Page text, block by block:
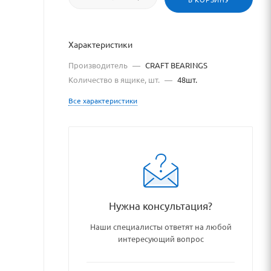
Характеристики
Производитель — CRAFT BEARINGS
Количество в ящике, шт. — 48шт.
Все характеристики
Нужна консультация?
Наши специалисты ответят на любой
интересующий вопрос